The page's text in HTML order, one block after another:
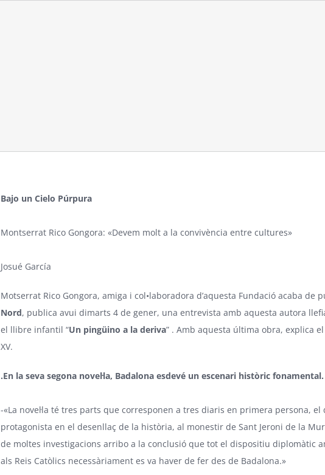
Bajo un Cielo Púrpura
Montserrat Rico Gongora: «Devem molt a la convivència entre cultures»
Josué García
Motserrat Rico Gongora, amiga i col•laboradora d’aquesta Fundació acaba de
Nord, publica avui dimarts 4 de gener, una entrevista amb aquesta autora
el llibre infantil “Un pingüino a la deriva” . Amb aquesta última obra, explica
XV.
.En la seva segona novel·la, Badalona esdevé un escenari històric fonamental.
-«La novel·la té tres parts que corresponen a tres diaris en primera persona,
protagonista en el desenllaç de la història, al monestir de Sant Jeroni de la
de moltes investigacions arribo a la conclusió que tot el dispositiu diplomàtic
als Reis Catòlics necessàriament es va haver de fer des de Badalona.»